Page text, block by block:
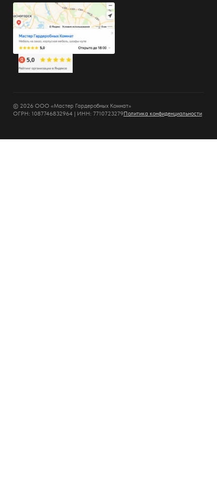
© 2026 ООО «Мастер Гардеробных Комнат»
ОГРН: 1087746832964 | ИНН: 7710723279Политика конфиденциальности